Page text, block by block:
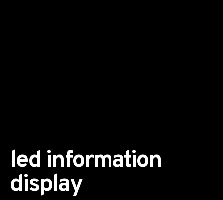
led information
display